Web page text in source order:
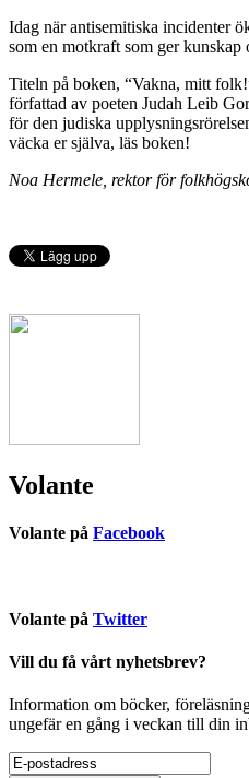
Idag när antisemitiska incidenter
som en motkraft som ger
Titeln på boken, “Vakna, mitt
författad av poeten Judah Leib
för den judiska
väcka er själva, läs boken!
Noa Hermele, rektor för
Volante
Volante på Facebook
Volante på Twitter
Vill du få vårt nyhetsbrev?
Information om böcker,
ungefär en gång i veckan till din